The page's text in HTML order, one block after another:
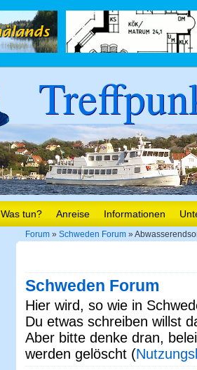
Was tun? Anreise Informationen
Forum » Schweden Forum »
Schweden Forum
Hier wird, so wie in
Du etwas schreiben willst
Aber bitte denke dran,
werden gelöscht (